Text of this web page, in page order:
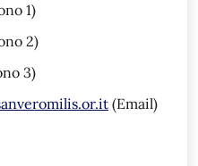
1)
2)
3)
(Email)